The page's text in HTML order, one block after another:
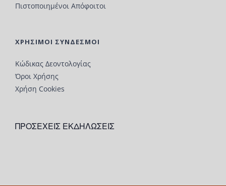
Πιστοποιημένοι Απόφοιτοι
ΧΡΗΣΙΜΟΙ ΣΥΝΔΕΣΜΟΙ
Κώδικας Δεοντολογίας
Όροι Χρήσης
Χρήση Cookies
ΠΡΟΣΕΧΕΙΣ ΕΚΔΗΛΩΣΕΙΣ